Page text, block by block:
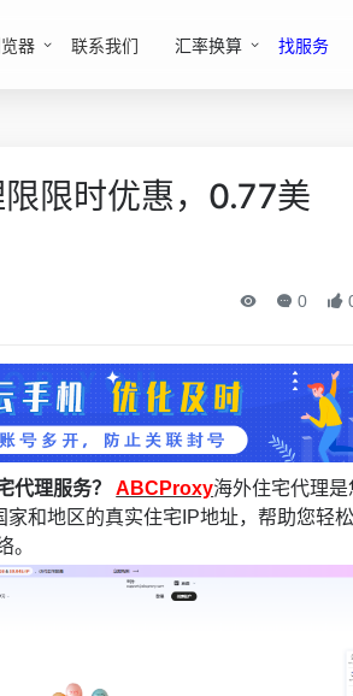
器 联系我们 汇率换算 找服务
限时优惠，0.77美
0
代理服务？ ABCProxy海外住宅代理是
和地区的真实住宅IP地址，帮助您轻
。